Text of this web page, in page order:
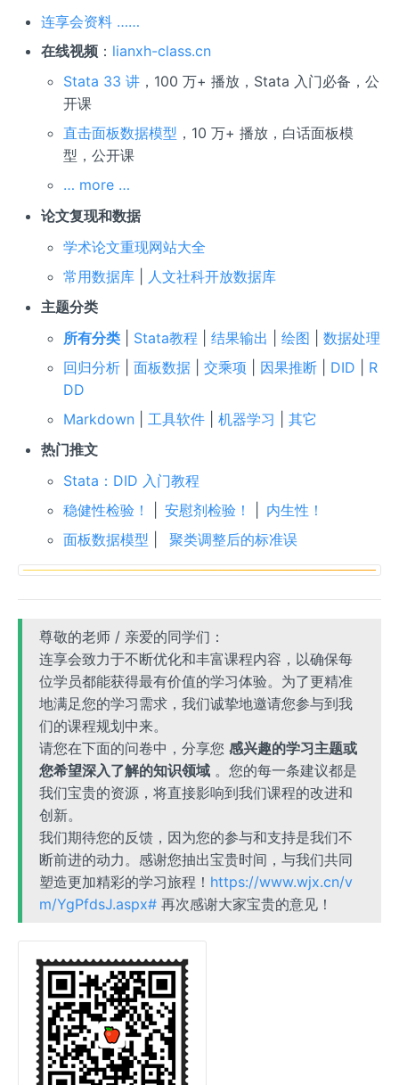
连享会资料 ……
在线视频： lianxh-class.cn
Stata 33 讲 ，100 万+ 播放，Stata 入门必备，公
开课
直击面板数据模型 ，10 万+ 播放，白话面板模
型，公开课
… more …
论文复现和数据
学术论文重现网站大全
常用数据库
人文社科开放数据库
主题分类
所有分类
Stata教程 |结果输出 |绘图 |数据处理
回归分析 |面板数据 |交乘项 因果推断 DID
R
DD
Markdown
工具软件 |机器学习 |其它
热门推文
Stata：DID 入门教程
稳健性检验！
|安慰剂检验！
内生性！
面板数据模型 |聚类调整后的标准误
尊敬的老师 / 亲爱的同学们：
连享会致力于不断优化和丰富课程内容，以确保每
位学员都能获得最有价值的学习体验。为了更精准
地满足您的学习需求，我们诚挚地邀请您参与到我
们的课程规划中来。
请您在下面的问卷中，分享您感兴趣的学习主题或
您希望深入了解的知识领域 。您的每一条建议都是
我们宝贵的资源，将直接影响到我们课程的改进和
创新。
我们期待您的反馈，因为您的参与和支持是我们不
断前进的动力。感谢您抽出宝贵时间，与我们共同
塑造更加精彩的学习旅程！ https://www.wjx.cn/v
m/YgPfdsJ.aspx# 再次感谢大家宝贵的意见！